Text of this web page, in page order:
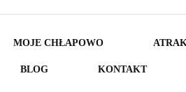
MOJE CHŁAPOWO
BLOG KONTAKT